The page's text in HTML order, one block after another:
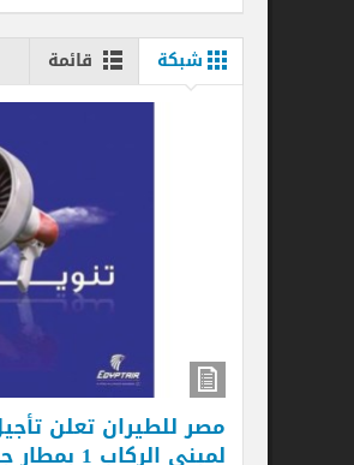
قائمة
مصر للطيران تعلن تأجيل نقل